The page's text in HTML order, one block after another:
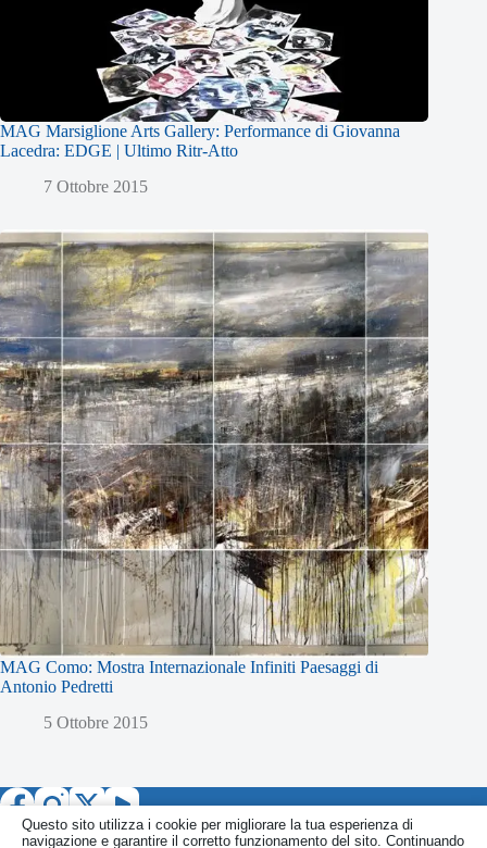
MAG Marsiglione Arts Gallery: Performance di Giovanna
Lacedra: EDGE | Ultimo Ritr-Atto
7 Ottobre 2015
MAG Como: Mostra Internazionale Infiniti Paesaggi di
Antonio Pedretti
5 Ottobre 2015
Questo sito utilizza i cookie per migliorare la tua esperienza di
navigazione e garantire il corretto funzionamento del sito. Continuando